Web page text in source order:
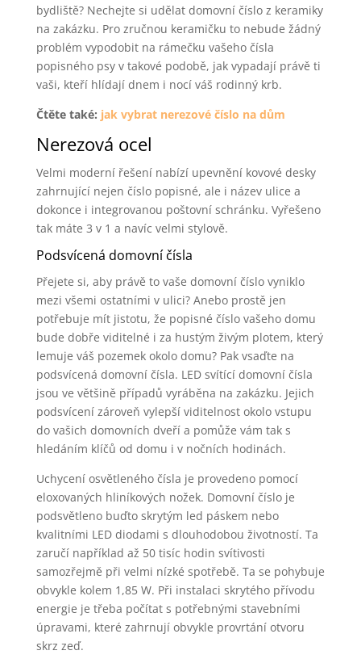
bydliště? Nechejte si udělat domovní číslo z keramiky
na zakázku. Pro zručnou keramičku to nebude žádný
problém vypodobit na rámečku vašeho čísla
popisného psy v takové podobě, jak vypadají právě ti
vaši, kteří hlídají dnem i nocí váš rodinný krb.
Čtěte také: jak vybrat nerezové číslo na dům
Nerezová ocel
Velmi moderní řešení nabízí upevnění kovové desky
zahrnující nejen číslo popisné, ale i název ulice a
dokonce i integrovanou poštovní schránku. Vyřešeno
tak máte 3 v 1 a navíc velmi stylově.
Podsvícená domovní čísla
Přejete si, aby právě to vaše domovní číslo vyniklo
mezi všemi ostatními v ulici? Anebo prostě jen
potřebuje mít jistotu, že popisné číslo vašeho domu
bude dobře viditelné i za hustým živým plotem, který
lemuje váš pozemek okolo domu? Pak vsaďte na
podsvícená domovní čísla. LED svítící domovní čísla
jsou ve většině případů vyráběna na zakázku. Jejich
podsvícení zároveň vylepší viditelnost okolo vstupu
do vašich domovních dveří a pomůže vám tak s
hledáním klíčů od domu i v nočních hodinách.
Uchycení osvětleného čísla je provedeno pomocí
eloxovaných hliníkových nožek. Domovní číslo je
podsvětleno buďto skrytým led páskem nebo
kvalitními LED diodami s dlouhodobou životností. Ta
zaručí například až 50 tisíc hodin svítivosti
samozřejmě při velmi nízké spotřebě. Ta se pohybuje
obvykle kolem 1,85 W. Při instalaci skrytého přívodu
energie je třeba počítat s potřebnými stavebními
úpravami, které zahrnují obvykle provrtání otvoru
skrz zeď.